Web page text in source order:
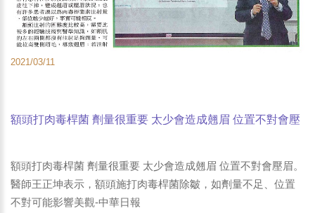
2021/03/11
額頭打肉毒桿菌 劑量很重要 太少會造成翹眉 位置不對會壓
額頭打肉毒桿菌 劑量很重要 太少會造成翹眉 位置不對會壓眉。
醫師王正坤表示，額頭施打肉毒桿菌除皺，如劑量不足、位置
不對可能影響美觀-中華日報